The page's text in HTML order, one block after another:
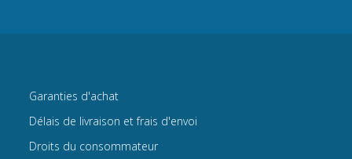
Garanties d'achat
Délais de livraison et frais d'envoi
Droits du consommateur